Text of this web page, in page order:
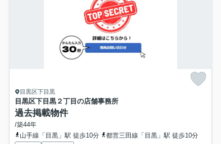
目黒区下目黒
目黒区下目黒２丁目の店舗事務所
過去掲載物件
/築44年
山手線「目黒」駅 徒歩10分
都営三田線「目黒」駅 徒歩10分